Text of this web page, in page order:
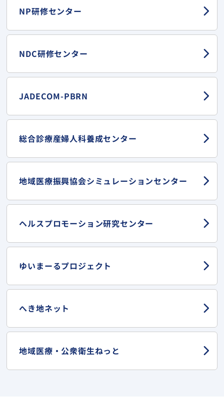
NP研修センター
NDC研修センター
JADECOM-PBRN
総合診療産婦人科養成センター
地域医療振興協会シミュレーションセンター
ヘルスプロモーション研究センター
ゆいまーるプロジェクト
へき地ネット
地域医療・ 公衆衛生ねっと